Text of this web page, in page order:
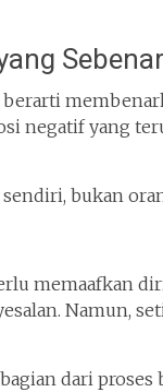
negatif yang
bukan
memaafkan
Namun,
dari